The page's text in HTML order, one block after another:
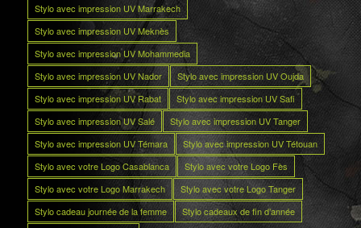
Stylo avec impression UV Marrakech
Stylo avec impression UV Meknès
Stylo avec impression UV Mohammedia
Stylo avec impression UV Nador
Stylo avec impression UV Oujda
Stylo avec impression UV Rabat
Stylo avec impression UV Safi
Stylo avec impression UV Salé
Stylo avec impression UV Tanger
Stylo avec impression UV Témara
Stylo avec impression UV Tétouan
Stylo avec votre Logo Casablanca
Stylo avec votre Logo Fès
Stylo avec votre Logo Marrakech
Stylo avec votre Logo Tanger
Stylo cadeau journée de la femme
Stylo cadeaux de fin d’année